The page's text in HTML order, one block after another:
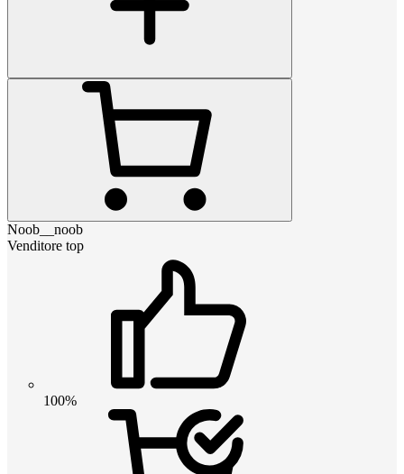
Noob__noob
Venditore top
100%